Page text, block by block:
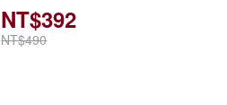
NT$490
NT$392